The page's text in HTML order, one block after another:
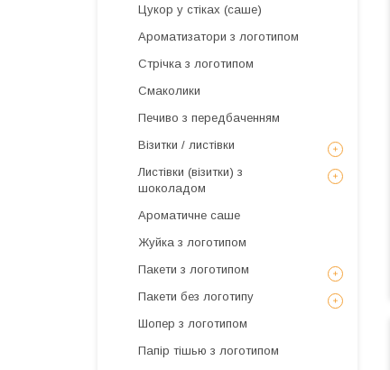
Цукор у стіках (саше)
Ароматизатори з логотипом
Стрічка з логотипом
Смаколики
Печиво з передбаченням
Візитки / листівки
Листівки (візитки) з
шоколадом
Ароматичне саше
Жуйка з логотипом
Пакети з логотипом
Пакети без логотипу
Шопер з логотипом
Папір тішью з логотипом